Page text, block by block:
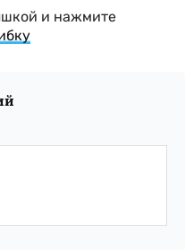
и нажмите